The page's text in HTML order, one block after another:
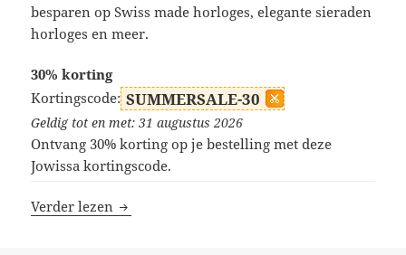
besparen op Swiss made horloges, elegante sieraden
horloges en meer.
30% korting
Kortingscode: SUMMERSALE-30
Geldig tot en met: 31 augustus 2026
Ontvang 30% korting op je bestelling met deze
Jowissa kortingscode.
Verder lezen Jowissa kortingscodes